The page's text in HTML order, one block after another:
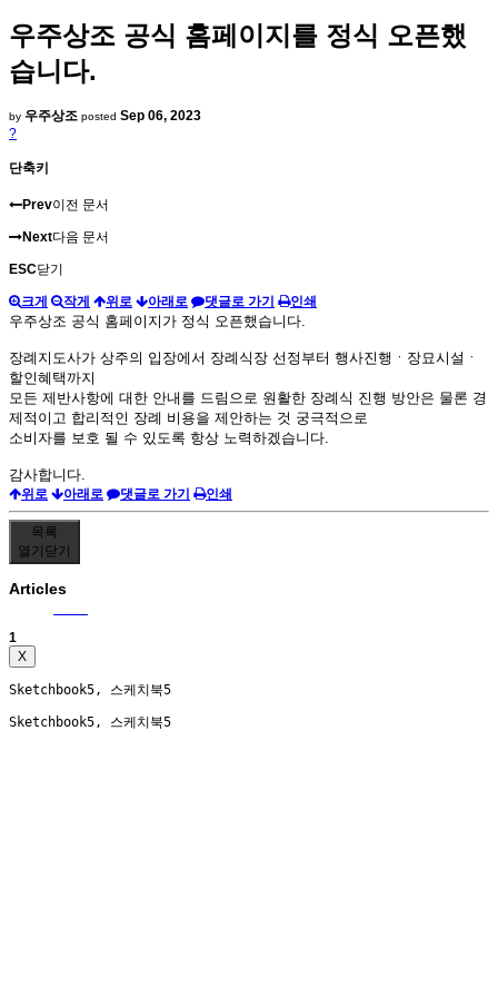
우주상조 공식 홈페이지를 정식 오픈했
습니다.
by 우주상조 posted Sep 06, 2023
?
단축키
Prev이전 문서
Next다음 문서
ESC닫기
크게 작게 위로 아래로 댓글로 가기 인쇄
우주상조 공식 홈페이지가 정식 오픈했습니다.
장례지도사가 상주의 입장에서 장례식장 선정부터 행사진행ㆍ장묘시설ㆍ
할인혜택까지
모든 제반사항에 대한 안내를 드림으로 원활한 장례식 진행 방안은 물론 경
제적이고 합리적인 장례 비용을 제안하는 것 궁극적으로
소비자를 보호 될 수 있도록 항상 노력하겠습니다.
감사합니다.
위로 아래로 댓글로 가기 인쇄
목록
열기 닫기
Articles우주상조 공식 홈페이지를 정식 오픈했습니다.
1
X
Sketchbook5, 스케치북5
Sketchbook5, 스케치북5